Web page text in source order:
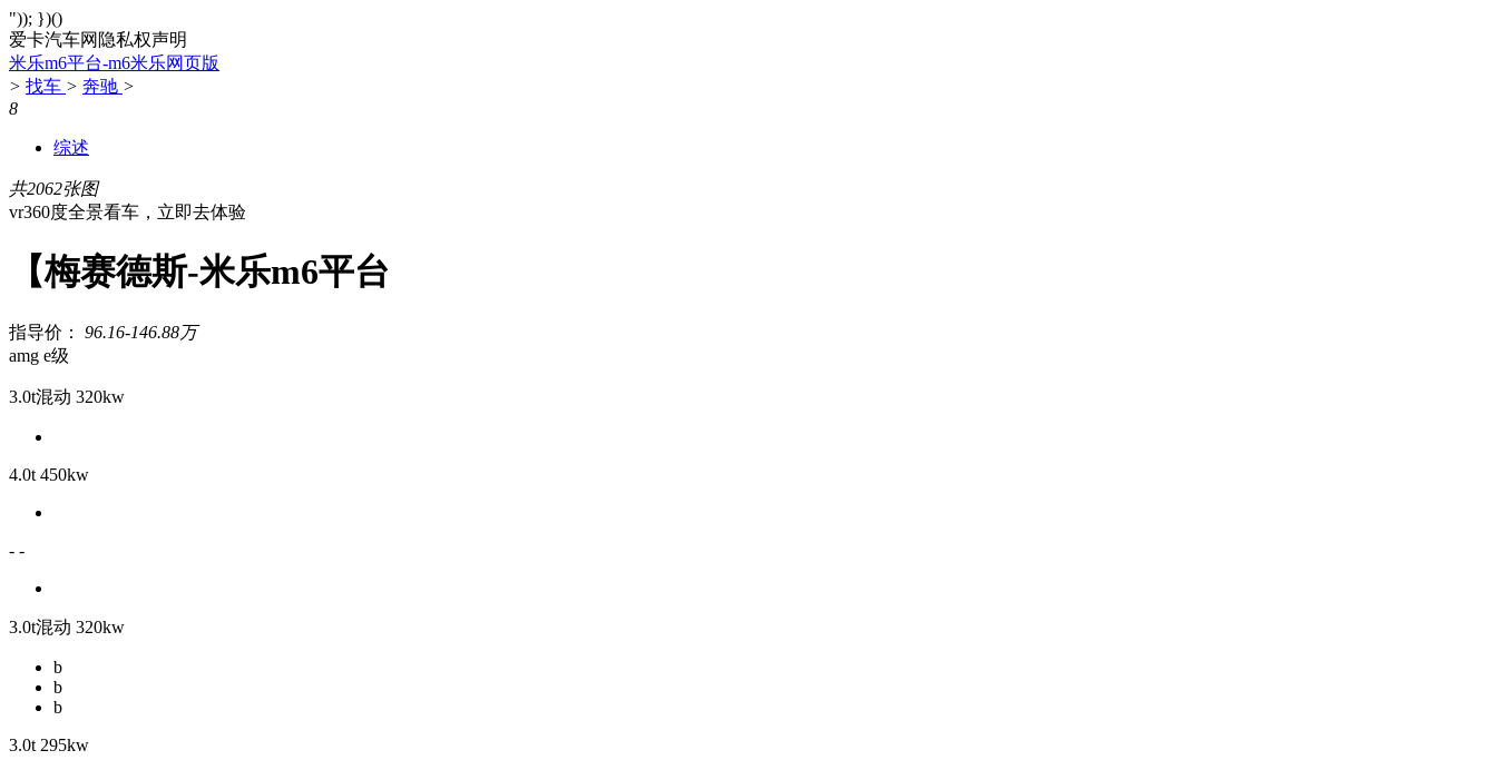
")); })()
爱卡汽车网隐私权声明
米乐m6平台-m6米乐网页版
> 找车 > 奔驰 >
8
综述
共2062张图
vr360度全景看车，立即去体验
【梅赛德斯-米乐m6平台
指导价： 96.16-146.88万
amg e级
3.0t混动 320kw
4.0t 450kw
- -
3.0t混动 320kw
b
b
b
3.0t 295kw